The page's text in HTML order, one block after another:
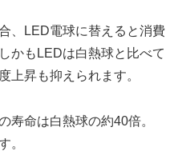
、LED電球に替えると消費
かもLEDは白熱球と比べて
上昇も抑えられます。
寿命は白熱球の約40倍。
。